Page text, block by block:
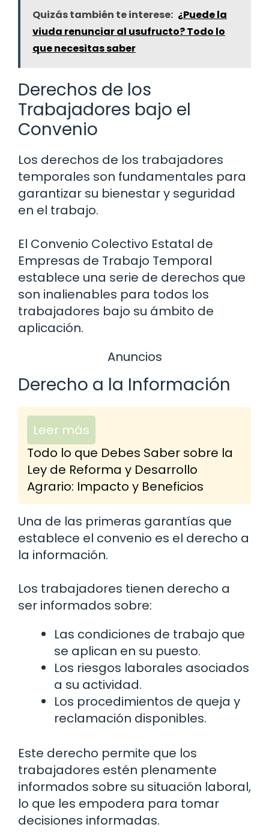
Quizás también te interese: ¿Puede la
viuda renunciar al usufructo? Todo lo
que necesitas saber
Derechos de los
Trabajadores bajo el
Convenio
Los derechos de los trabajadores
temporales son fundamentales para
garantizar su bienestar y seguridad
en el trabajo.
El Convenio Colectivo Estatal de
Empresas de Trabajo Temporal
establece una serie de derechos que
son inalienables para todos los
trabajadores bajo su ámbito de
aplicación.
Anuncios
Derecho a la Información
Leer más
Todo lo que Debes Saber sobre la
Ley de Reforma y Desarrollo
Agrario: Impacto y Beneficios
Una de las primeras garantías que
establece el convenio es el derecho a
la información.
Los trabajadores tienen derecho a
ser informados sobre:
Las condiciones de trabajo que
se aplican en su puesto.
Los riesgos laborales asociados
a su actividad.
Los procedimientos de queja y
reclamación disponibles.
Este derecho permite que los
trabajadores estén plenamente
informados sobre su situación laboral,
lo que les empodera para tomar
decisiones informadas.